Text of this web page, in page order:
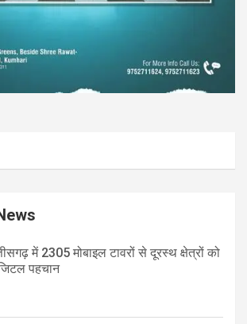
में 2305 मोबाइल टावरों से दूरस्थ क्षेत्रों को
पहचान